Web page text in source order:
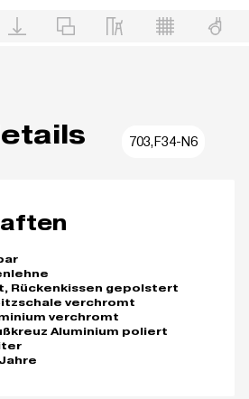
703,F34-N6
Rückenkissen gepolstert
verchromt
verchromt
Aluminium poliert